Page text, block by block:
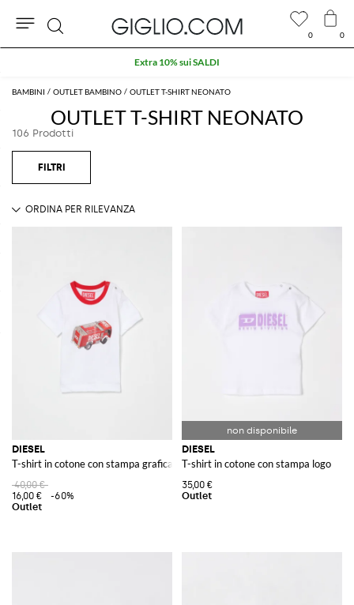
BAMBINI OUTLET BAMBINO OUTLET T-SHIRT NEONATO
OUTLET T-SHIRT NEONATO
106 Prodotti
DIESEL
T-shirt in cotone con stampa grafica
40,00 €
16,00 €
-60%
DIESEL
T-shirt in cotone con stampa logo
35,00 €
0 0
Cerca
Extra 10% sui SALDI